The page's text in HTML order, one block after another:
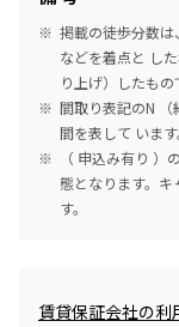
掲載の徒歩分数
などを着点と し
り上げ）したもの
間取り表記のN
間を表して いま
（ 申込み有り
態となります。
す。
賃貸保証会社の利